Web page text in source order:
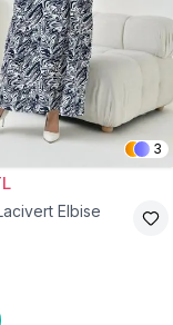
3
Elbise